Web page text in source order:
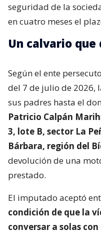
seguridad de la
en cuatro meses el
Un calvario que
Según el ente
del 7 de julio de 2026,
sus padres hasta el
Patricio Calpán
3, lote B, sector La
Bárbara, región del
devolución de una
prestado.
El imputado aceptó
condición de que la
conversar a solas con